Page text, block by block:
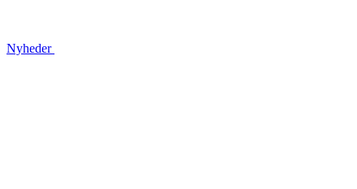
Nyheder